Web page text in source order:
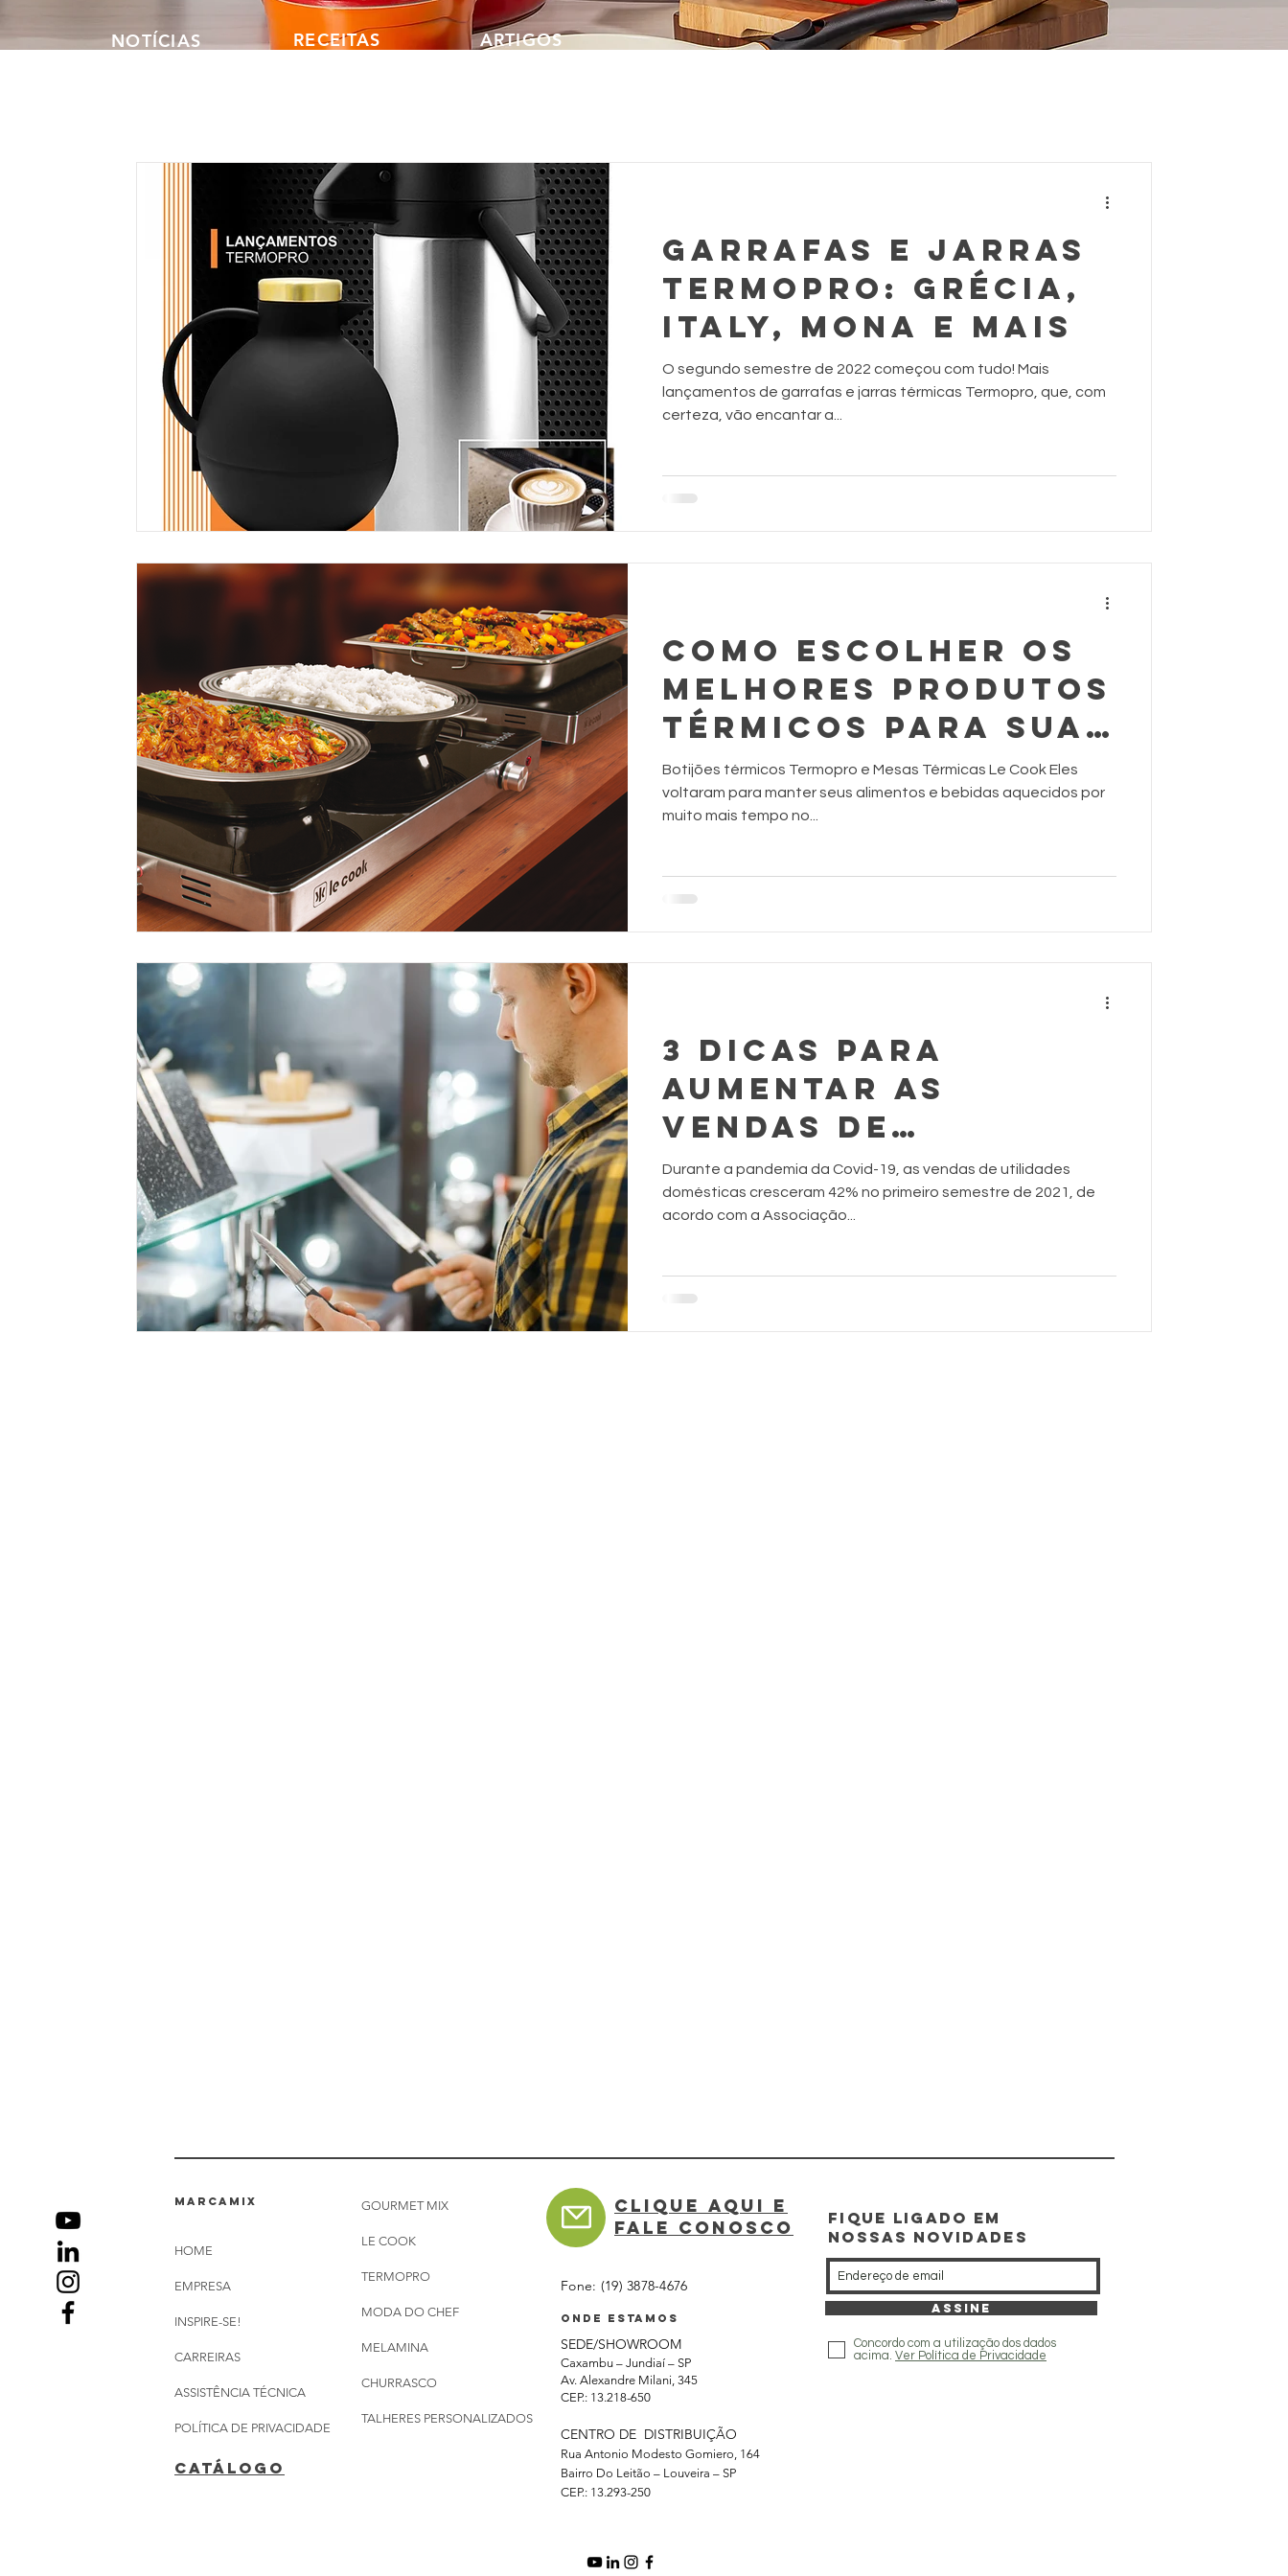
RECEITAS ARTIGOS
NOTÍCIAS
GARRAFAS E JARRAS
TERMOPRO: grécia,
italy, MONA e mais
O segundo semestre de 2022 começou com tudo! Mais
lançamentos de garrafas e jarras térmicas Termopro, que, com
certeza, vão encantar a...
COMO ESCOLHER OS
MELHORES PRODUTOS
TÉRMICOS PARA SUAS
COMIDAS E BEBIDAS?
Botijões térmicos Termopro e Mesas Térmicas Le Cook Eles
voltaram para manter seus alimentos e bebidas aquecidos por
muito mais tempo no...
3 DICAS para
aumentar as
vendas de
utilidades no seu
VAREJO
Durante a pandemia da Covid-19, as vendas de utilidades
domésticas cresceram 42% no primeiro semestre de 2021, de
acordo com a Associação...
marcamix
HOME
EMPRESA
INSPIRE-SE!
CARREIRAS
ASSISTÊNCIA TÉCNICA
POLÍTICA DE PRIVACIDADE
CATÁLOGO
GOURMET MIX
LE COOK
TERMOPRO
MODA DO CHEF
MELAMINA
CHURRASCO
TALHERES PERSONALIZADOS
Clique aqui e
FALE CONOSCO
Fone: (19) 3878-4676
Onde estamos
SEDE/SHOWROOM
Caxambu – Jundiaí – SP
Av. Alexandre Milani, 345
CEP.: 13.218-650
CENTRO DE DISTRIBUIÇÃO
Rua Antonio Modesto Gomiero, 164
Bairro Do Leitão – Louveira – SP
CEP.: 13.293-250
Fique ligado EM
NOSSAS NOVIDADES
Assine
Concordo com a utilização dos dados
acima. Ver Política de Privacidade